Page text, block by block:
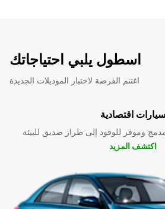
اسطول يلبي احتياجاتك
اغتنم الفرصة لاختبار الموديلات الجديدة
سيارات اقتصادية
وموفر للوقود إلى طراز صديق للبيئة
اكتشف المزيد